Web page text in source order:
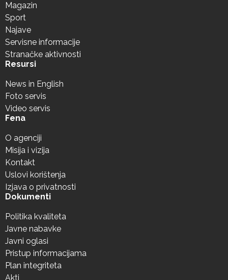
Magazin
Sport
Najave
Servisne informacije
Stranačke aktivnosti
Resursi
News in English
Foto servis
Video servis
Fena
O agenciji
Misija i vizija
Kontakt
Uslovi korištenja
Izjava o privatnosti
Dokumenti
Politika kvaliteta
Javne nabavke
Javni oglasi
Pristup informacijama
Plan integriteta
Akti